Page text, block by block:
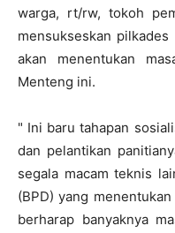
warga, rt/rw, tokoh
mensukseskan
akan menentukan
Menteng ini.
" Ini baru tahapan
dan pelantikan
segala macam teknis
(BPD) yang
berharap banyaknya